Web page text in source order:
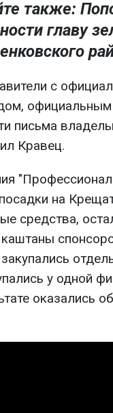
также:
главу
с
официальным
письма
Кравец.
на
средства,
у одной
оказались